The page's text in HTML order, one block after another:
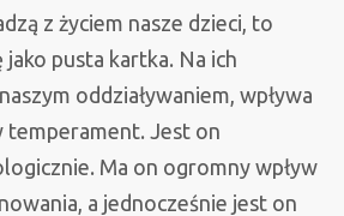
złości?z życiem nasze dzieci, to
jako pusta kartka. Na ich
oddziaływaniem, wpływa
Jest on
Ma on ogromny wpływ
a jednocześnie jest on